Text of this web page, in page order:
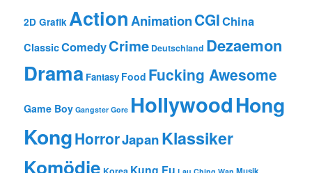
2D GrafikActionAnimationCGIChina
ClassicComedyCrime Deutschland Dezaemon
Drama Fantasy Food Fucking Awesome
Game Boy Gangster Gore HollywoodHong
KongHorrorJapanKlassiker
Komödie